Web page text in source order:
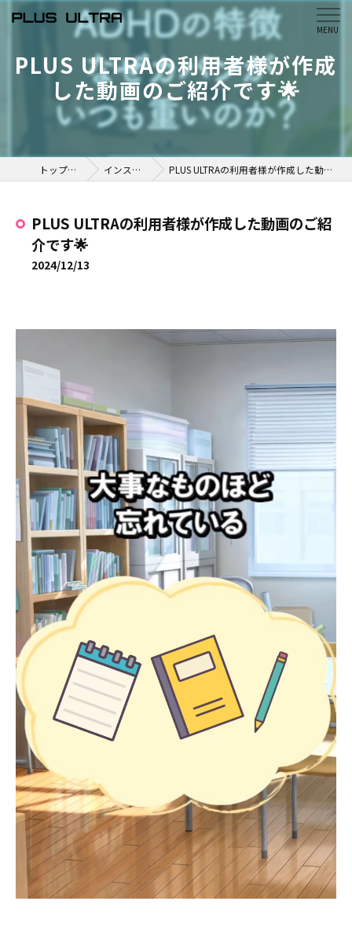
PLUS ULTRAの利用者様が作成
した動画のご紹介です🌟
トップページ インスタ掲載 PLUS ULTRAの利用者様が作成した動画のご紹介です🌟
PLUS ULTRAの利用者様が作成した動画のご紹
介です🌟
2024/12/13